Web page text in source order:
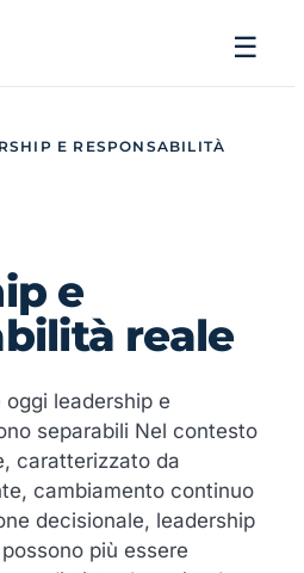
☰
E RESPONSABILITÀ
e
reale
leadership e
separabili Nel contesto
caratterizzato da
cambiamento continuo
decisionale, leadership
più essere